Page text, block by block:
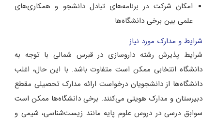
امکان شرکت در برنامه‌های تبادل دانشجو و همکاری‌های
علمی بین برخی دانشگاه‌ها
شرایط و مدارک مورد نیاز
شرایط پذیرش رشته داروسازی در قبرس شمالی با توجه به
دانشگاه انتخابی ممکن است متفاوت باشد. با این حال، اغلب
دانشگاه‌ها از دانشجویان درخواست ارائه مدارک تحصیلی مقطع
دبیرستان و مدارک هویتی می‌کنند. برخی دانشگاه‌ها ممکن است
سوابق درسی در دروس علوم پایه مانند زیست‌شناسی، شیمی و